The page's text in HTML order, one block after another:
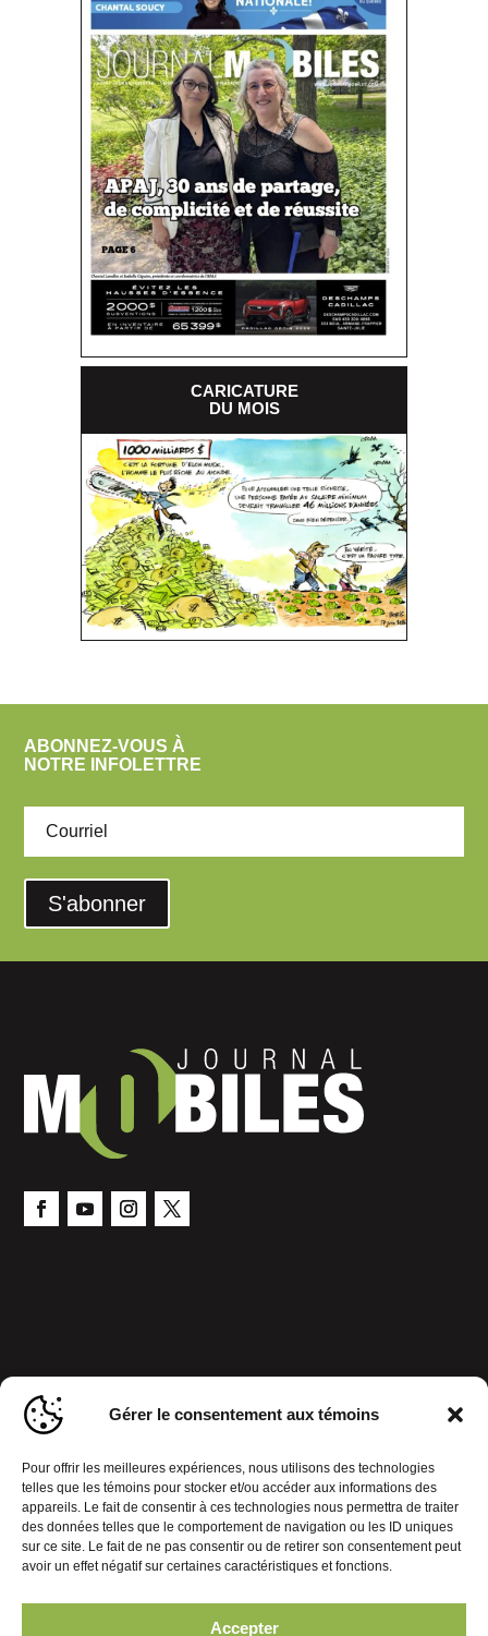
Gérer le consentement aux témoins
Pour offrir les meilleures expériences, nous utilisons des technologies
telles que les témoins pour stocker et/ou accéder aux informations des
appareils. Le fait de consentir à ces technologies nous permettra de traiter
des données telles que le comportement de navigation ou les ID uniques
sur ce site. Le fait de ne pas consentir ou de retirer son consentement peut
avoir un effet négatif sur certaines caractéristiques et fonctions.
Accepter
CARICATURE
DU MOIS
ABONNEZ-VOUS À
NOTRE INFOLETTRE
S'abonner
Gérer le consentement aux témoins